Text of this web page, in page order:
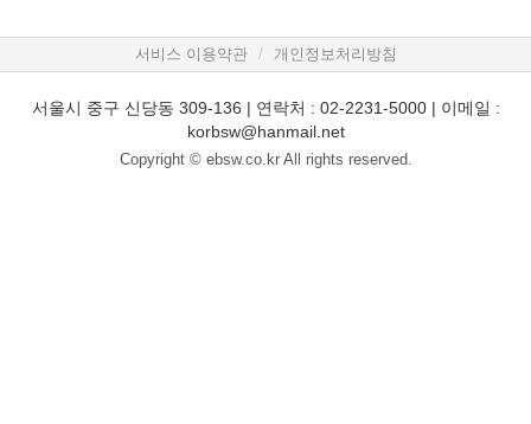
서비스 이용약관 개인정보처리방침
서울시 중구 신당동 309-136 | 연락처 : 02-2231-5000 | 이메일 :
korbsw@hanmail.net
Copyright © ebsw.co.kr All rights reserved.